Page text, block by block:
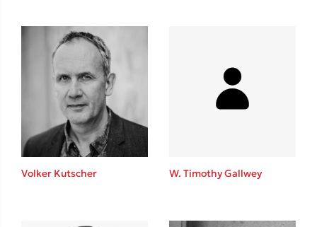
Ιωάννης Γλωσσόπουλος
Ένας γίγαντας στο σχολείο
Δανάη Δεληγεώργη
Volker Kutscher W. Timothy Gallwey